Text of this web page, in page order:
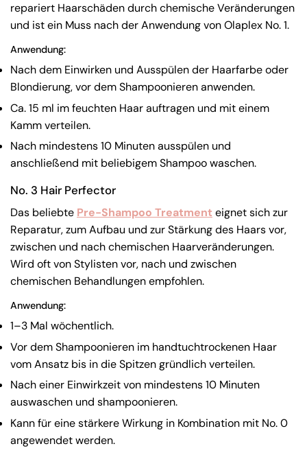
repariert Haarschäden durch chemische Veränderungen
und ist ein Muss nach der Anwendung von Olaplex No. 1.
Anwendung:
Nach dem Einwirken und Ausspülen der Haarfarbe oder
Blondierung, vor dem Shampoonieren anwenden.
Ca. 15 ml im feuchten Haar auftragen und mit einem
Kamm verteilen.
Nach mindestens 10 Minuten ausspülen und
anschließend mit beliebigem Shampoo waschen.
No. 3 Hair Perfector
Das beliebte Pre-Shampoo Treatment eignet sich zur
Reparatur, zum Aufbau und zur Stärkung des Haars vor,
zwischen und nach chemischen Haarveränderungen.
Wird oft von Stylisten vor, nach und zwischen
chemischen Behandlungen empfohlen.
Anwendung:
1–3 Mal wöchentlich.
Vor dem Shampoonieren im handtuchtrockenen Haar
vom Ansatz bis in die Spitzen gründlich verteilen.
Nach einer Einwirkzeit von mindestens 10 Minuten
auswaschen und shampoonieren.
Kann für eine stärkere Wirkung in Kombination mit No. 0
angewendet werden.